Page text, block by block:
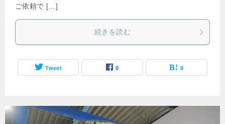
ご依頼で […]
続きを読む
Tweet 0 0